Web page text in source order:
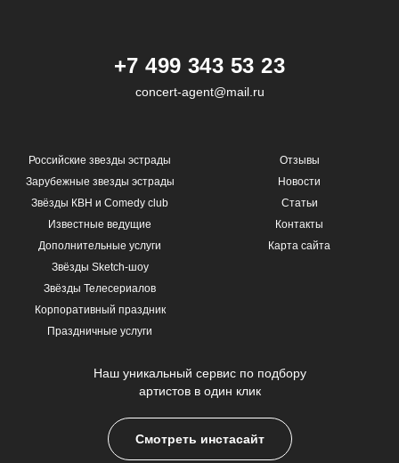
+7 499 343 53 23
concert-agent@mail.ru
Российские звезды эстрады
Зарубежные звезды эстрады
Звёзды КВН и Comedy club
Известные ведущие
Дополнительные услуги
Звёзды Sketch-шоу
Звёзды Телесериалов
Корпоративный праздник
Праздничные услуги
Отзывы
Новости
Статьи
Контакты
Карта сайта
Наш уникальный сервис по подбору
артистов в один клик
Смотреть инстасайт